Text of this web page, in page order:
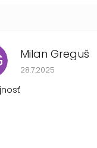
Milan Greguš
Hodnotenie
28.7.2025